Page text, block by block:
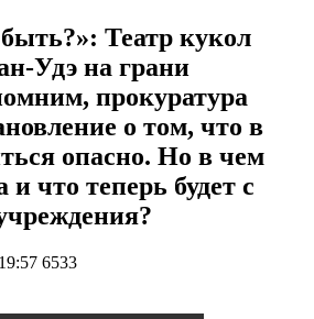
Театр кукол
Удэ на грани
прокуратура
о том, что в
опасно. Но в чем
и что теперь будет с
6533